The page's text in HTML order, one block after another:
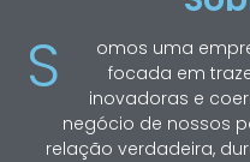
S
omos uma
focada em
inovadoras e
negócio de nossos
relação verdadeira,